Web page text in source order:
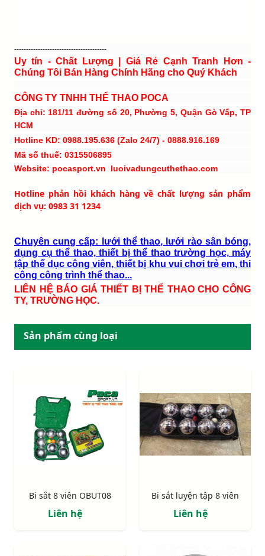
---------------------------------------
Uy tín - Chất Lượng | Giá Rẻ Cạnh Tranh Hơn -
Chúng Tôi Bán Hàng Chính Hãng cho Quý Khách
CÔNG TY TNHH THỂ THAO POCA
Địa chỉ: 181/11 đường số 20, Phường 5, Quận Gò Vấp, TP
HCM
Hotline KD: 0988.195.636 (Zalo 24/7) - 0888.916.169
Mã số thuế: 0315506895
Website: pocasport.vn luoivadungcuthethao.com
Hotline phản hồi khách hàng về chất lượng sản phẩm
dịch vụ: 0983 31 1234
Chuyên cung cấp: lưới thể thao, lưới rào sân bóng,
dụng cụ thể thao, thiết bị thể thao trường học, máy
tập thể dục công viên, thiết bị khu vui chơi trẻ em, thi
công công trình thể thao...
LIÊN HỆ BÁO GIÁ THIẾT BỊ THỂ THAO CHO CÔNG
TY, TRƯỜNG HỌC.
Sản phẩm cùng loại
Bi sắt 8 viên OBUT08
Liên hệ
Bi sắt luyện tập 8 viên
Liên hệ